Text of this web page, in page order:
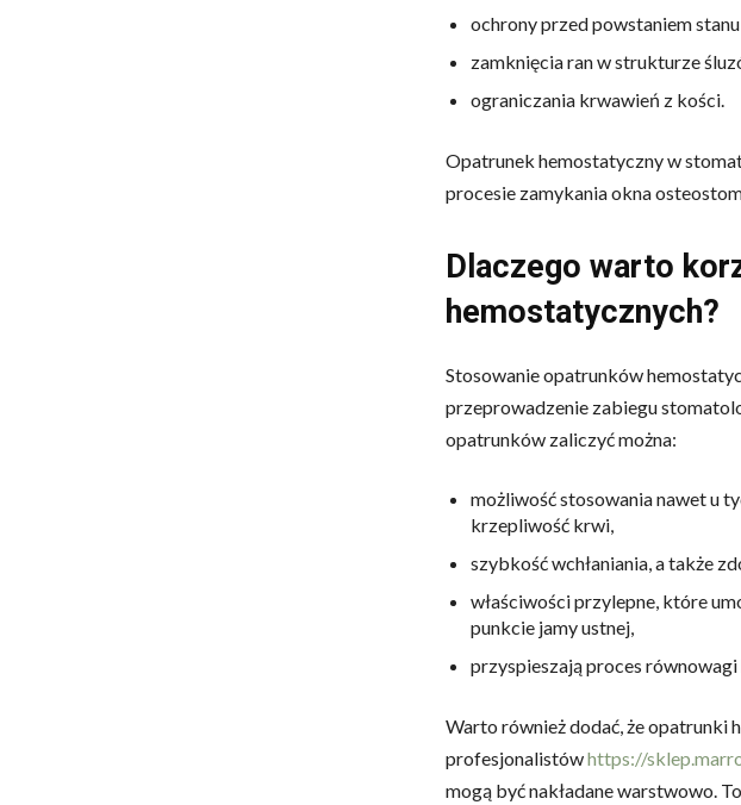
ochrony przed powstaniem
zamknięcia ran w strukturze
ograniczania krwawień z kości.
Opatrunek hemostatyczny w
procesie zamykania okna
Dlaczego warto
hemostatycznych?
Stosowanie opatrunków
przeprowadzenie zabiegu
opatrunków zaliczyć można:
możliwość stosowania nawet u
krzepliwość krwi,
szybkość wchłaniania, a także
właściwości przylepne, które
punkcie jamy ustnej,
przyspieszają proces
Warto również dodać, że opatrunki
profesjonalistówhttps://
mogą być nakładane warstwowo.